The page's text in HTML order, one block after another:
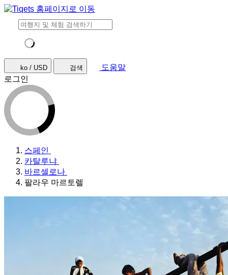
ko / USD 검색
도움말
로그인
스페인
카탈루냐
바르셀로나
팔라우 마르토렐